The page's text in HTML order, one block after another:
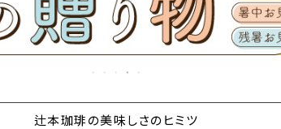
辻本珈琲の美味しさのヒミツ